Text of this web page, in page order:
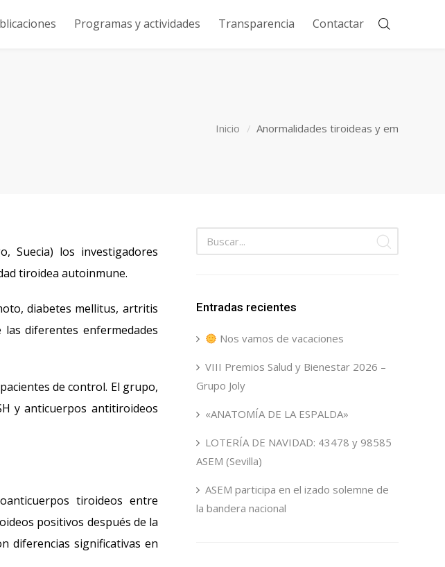
Programas y actividades Transparencia Contactar
Inicio Anormalidades tiroideas y em
Suecia) los investigadores
tiroidea autoinmune.
diabetes mellitus, artritis
diferentes enfermedades
de control. El grupo,
y anticuerpos antitiroideos
tiroideos entre
positivos después de la
diferencias significativas en
Entradas recientes
Nos vamos de vacaciones
VIII Premios Salud y Bienestar 2026 –
Grupo Joly
«ANATOMÍA DE LA ESPALDA»
LOTERÍA DE NAVIDAD: 43478 y 98585
ASEM (Sevilla)
ASEM participa en el izado solemne de
la bandera nacional